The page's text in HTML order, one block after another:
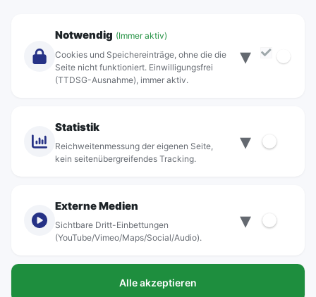
Über Rebus
Standorte
© rebus Regionalbus Rostock GmbH
Notwendig (Immer aktiv)
Cookies und Speichereinträge, ohne die die
Seite nicht funktioniert. Einwilligungsfrei
(TTDSG-Ausnahme), immer aktiv.
▾
Statistik
Reichweitenmessung der eigenen Seite,
kein seitenübergreifendes Tracking.
▾
Externe Medien
Sichtbare Dritt-Einbettungen
(YouTube/Vimeo/Maps/Social/Audio).
▾
Alle akzeptieren